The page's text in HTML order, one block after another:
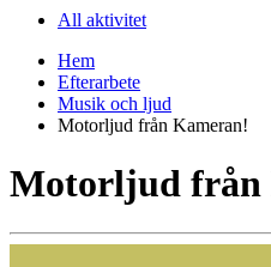
All aktivitet
Hem
Efterarbete
Musik och ljud
Motorljud från Kameran!
Motorljud från